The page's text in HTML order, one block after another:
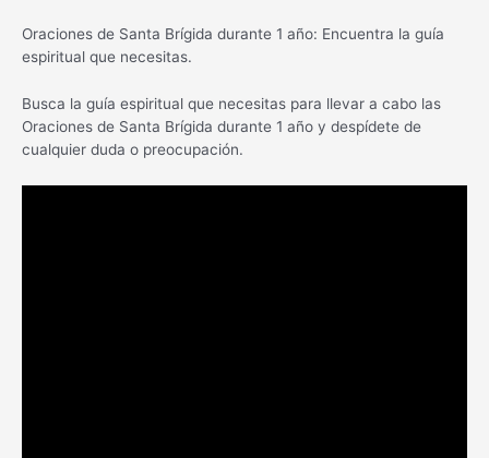
Oraciones de Santa Brígida durante 1 año: Encuentra la guía
espiritual que necesitas.
Busca la guía espiritual que necesitas para llevar a cabo las
Oraciones de Santa Brígida durante 1 año y despídete de
cualquier duda o preocupación.